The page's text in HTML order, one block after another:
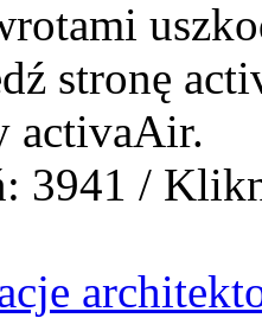
stronę
activaAir.
3941 /